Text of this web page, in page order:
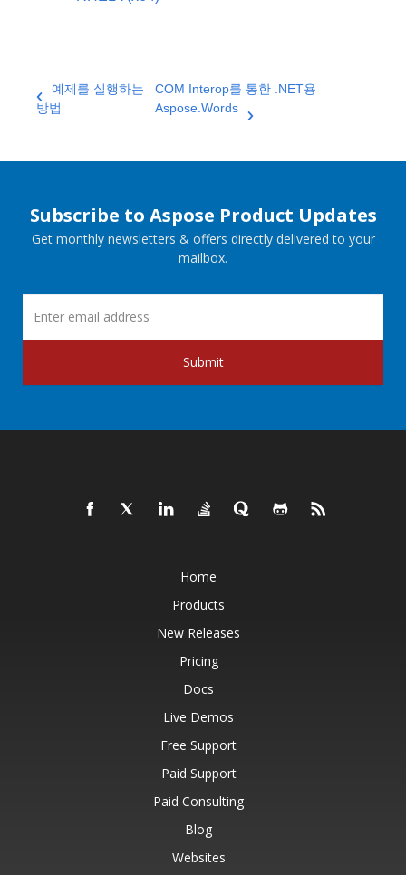
예제를 실행하는
방법
COM Interop를 통한 .NET용
Aspose.Words
Subscribe to Aspose Product Updates
Get monthly newsletters & offers directly delivered to your
mailbox.
Submit
Home
Products
New Releases
Pricing
Docs
Live Demos
Free Support
Paid Support
Paid Consulting
Blog
Websites